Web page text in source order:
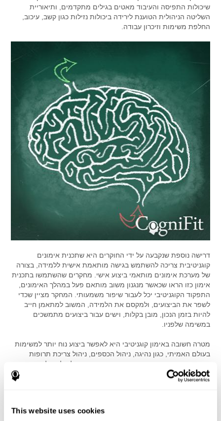
This website uses cookies
שיכולות התפיסה והעיבוד מאטים בגילים מתקדמים, ותיאוריית
השליטה הניהולית הטוענת לירידה ביכולות נזילות כגון קשב, עיכוב,
החלפת משימות וזיכרון עבודה.
דרישה נוספת שנקבעה על ידי החוקרים היא שתכנית אימונים
קוגניטיבית צריכה להשתמש בגישה מותאמת אישית ללמידה, בצורה
של מערכת אימונים מותאמי ביצוע אישי. מחקרים שהשתמשו בתכנית
אימון כזו הראו שכאשר מנגנון משוב מותאם פעל במהלך האימונים,
התפקוד הקוגניטיבי יכל לעבור שיפור משמעותי. המחקר מציין שכדי
לשפר את הביצועים, ולמקסם את הלמידה, המשוב למתאמן חייב
להיות בזמן הנכון, מובן בקלות, וישים עבור ביצועים מתמשכים
במשימה שלפניו.
מטרה חשובה באימון קוגניטיבי היא לאפשר ביצוע נוח יותר למשימות
בעולם האמיתי, כגון נהיגה, ניהול הכספים, ניהול צריכת תרופות
ותחזוק אינטראקציה חברתית. מאחר ומספר גדול של תהליכים
קוגניטיביים פועלים יחדיו בביצוע משימות בעולם האמיתי, החוקרים
הכניסו דרישה שלישית, תכנון של מערכת תכניות אימון קוגניטיביות